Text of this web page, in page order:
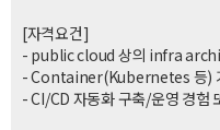
[자격요건]
- public cloud 상의 infra
- Container(Kubernetes 등)
- CI/CD 자동화 구축/운영 경험